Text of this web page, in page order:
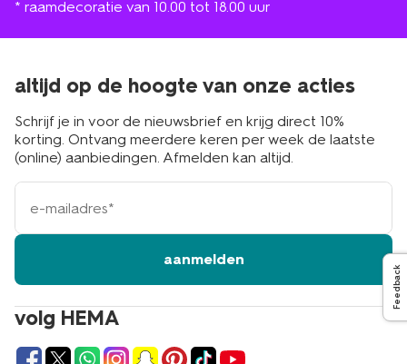
* raamdecoratie van 10.00 tot 18.00 uur
volg HEMA
altijd op de hoogte van onze acties
Schrijf je in voor de nieuwsbrief en krijg direct 10%
korting. Ontvang meerdere keren per week de laatste
(online) aanbiedingen. Afmelden kan altijd.
e-
mailadres
aanmelden
Feedback